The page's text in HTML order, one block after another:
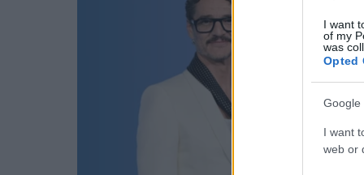
I want
of my
was
Opted
Google
I want
web or